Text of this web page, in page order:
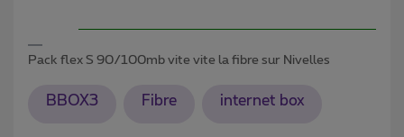
Pack flex S 90/100mb vite vite la fibre sur Nivelles
BBOX3 Fibre internet box